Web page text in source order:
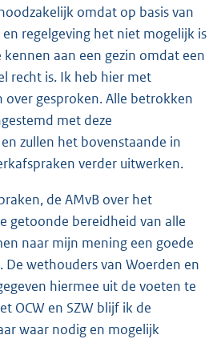
omdat op basis van
regelgeving het niet mogelijk is
aan een gezin omdat een
recht is. Ik heb hier met
gesproken. Alle betrokken
met deze
zullen het bovenstaande in
verder uitwerken.
de AMvB over het
getoonde bereidheid van alle
naar mijn mening een goede
De wethouders van Woerden en
hiermee uit de voeten te
OCW en SZW blijf ik de
waar nodig en mogelijk